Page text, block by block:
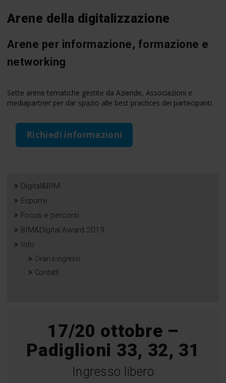
Arene della digitalizzazione
Arene per informazione, formazione e
networking
Sette arene tematiche gestite da Aziende, Associazioni e
mediapartner per dar spazio alle best practices dei partecipanti.
Richiedi informazioni
Digital&BIM
Esporre
Focus e percorsi
BIM&Digital Award 2019
Info
Orari e ingressi
Contatti
17/20 ottobre –
Padiglioni 33, 32, 31
Ingresso libero